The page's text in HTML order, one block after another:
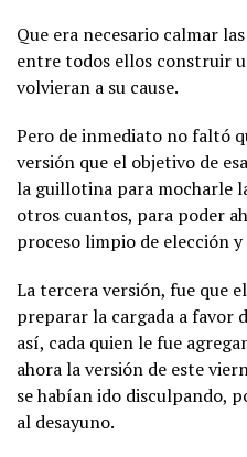
Que era necesario calmar
entre todos ellos construir
volvieran a su cause.
Pero de inmediato no faltó
versión que el objetivo de
la guillotina para mocharle
otros cuantos, para poder
proceso limpio de elección
La tercera versión, fue que
preparar la cargada a favor
así, cada quien le fue
ahora la versión de este
se habían ido disculpando,
al desayuno.